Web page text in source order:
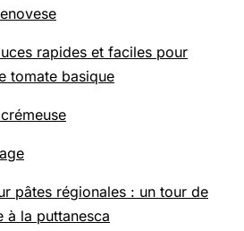
rapides et faciles pour
tomate basique
pâtes régionales : un tour de
à la puttanesca